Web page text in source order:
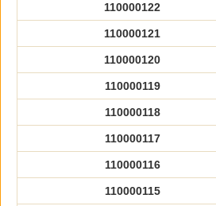
110000122
110000121
110000120
110000119
110000118
110000117
110000116
110000115